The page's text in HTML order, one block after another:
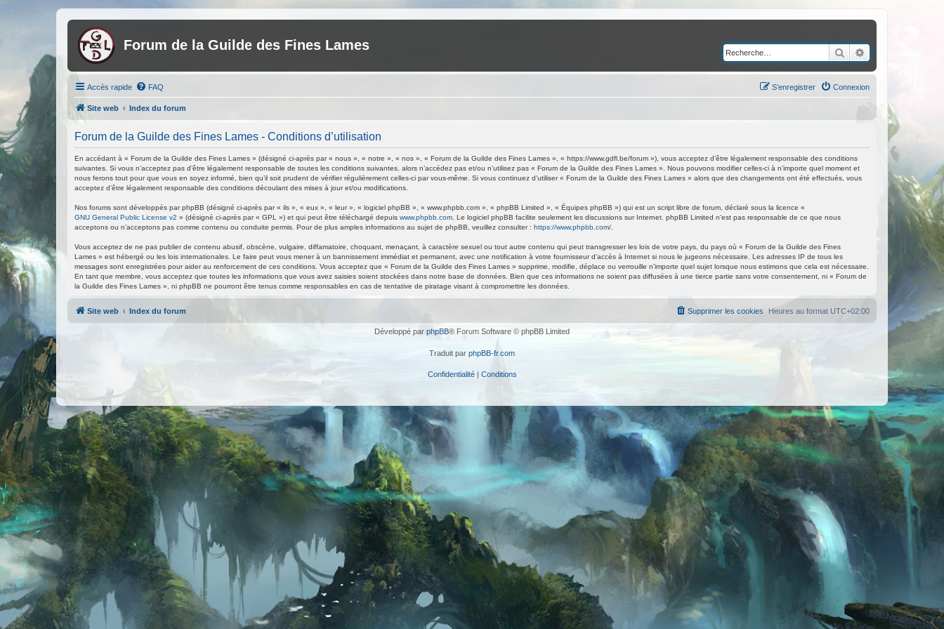
Forum de la Guilde des Fines Lames Rechercher
Accès rapide FAQ Connexion
S’enregistrer
Site web Index du forum
Forum de la Guilde des Fines Lames - Conditions d’utilisation
En accédant à « Forum de la Guilde des Fines Lames » (désigné ci-après par « nous », « notre », « nos », « Forum de la Guilde des Fines Lames », « https://www.gdfl.be/forum »), vous acceptez d’être légalement responsable des conditions
suivantes. Si vous n’acceptez pas d’être légalement responsable de toutes les conditions suivantes, alors n’accédez pas et/ou n’utilisez pas « Forum de la Guilde des Fines Lames ». Nous pouvons modifier celles-ci à n’importe quel moment et
nous ferons tout pour que vous en soyez informé, bien qu’il soit prudent de vérifier régulièrement celles-ci par vous-même. Si vous continuez d’utiliser « Forum de la Guilde des Fines Lames » alors que des changements ont été effectués, vous
acceptez d’être légalement responsable des conditions découlant des mises à jour et/ou modifications.
Nos forums sont développés par phpBB (désigné ci-après par « ils », « eux », « leur », « logiciel phpBB », « www.phpbb.com », « phpBB Limited », « Équipes phpBB ») qui est un script libre de forum, déclaré sous la licence «
GNU General Public License v2 » (désigné ci-après par « GPL ») et qui peut être téléchargé depuis www.phpbb.com . Le logiciel phpBB facilite seulement les discussions sur Internet. phpBB Limited n’est pas responsable de ce que nous
acceptons ou n’acceptons pas comme contenu ou conduite permis. Pour de plus amples informations au sujet de phpBB, veuillez consulter : https://www.phpbb.com/
Vous acceptez de ne pas publier de contenu abusif, obscène, vulgaire, diffamatoire, choquant, menaçant, à caractère sexuel ou tout autre contenu qui peut transgresser les lois de votre pays, du pays où « Forum de la Guilde des Fines
Lames » est hébergé ou les lois internationales. Le faire peut vous mener à un bannissement immédiat et permanent, avec une notification à votre fournisseur d’accès à Internet si nous le jugeons nécessaire. Les adresses IP de tous les
messages sont enregistrées pour aider au renforcement de ces conditions. Vous acceptez que « Forum de la Guilde des Fines Lames » supprime, modifie, déplace ou verrouille n’importe quel sujet lorsque nous estimons que cela est nécessaire.
En tant que membre, vous acceptez que toutes les informations que vous avez saisies soient stockées dans notre base de données. Bien que ces informations ne soient pas diffusées à une tierce partie sans votre consentement, ni « Forum de
la Guilde des Fines Lames », ni phpBB ne pourront être tenus comme responsables en cas de tentative de piratage visant à compromettre les données.
Site web Index du forum Heures au format UTC+02:00
Supprimer les cookies
Développé par phpBB® Forum Software © phpBB Limited
Traduit par phpBB-fr.com
Confidentialité| Conditions